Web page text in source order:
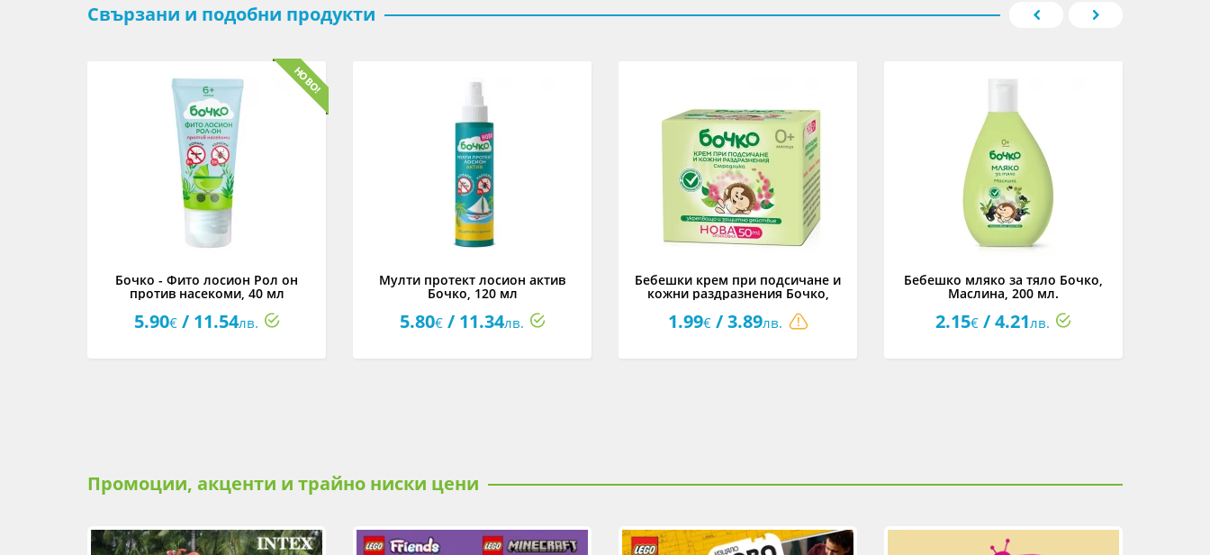
Свързани и подобни продукти
Бочко - Фито лосион Рол он
против насекоми, 40 мл
5.90€/ 11.54лв.
Мулти протект лосион актив
Бочко, 120 мл
5.80€/ 11.34лв.
Бебешки крем при подсичане и
кожни раздразнения Бочко,
1.99€/ 3.89лв.
Бебешко мляко за тяло Бочко,
Маслина, 200 мл.
2.15€ / 4.21лв.
Промоции, акценти и трайно ниски цени